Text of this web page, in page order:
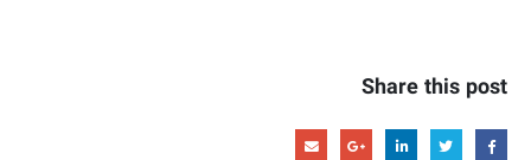
Share this post